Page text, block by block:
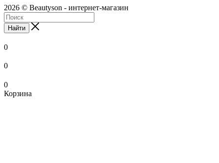
2026 © Beautyson - интернет-магазин
Найти
0
0
0
Корзина